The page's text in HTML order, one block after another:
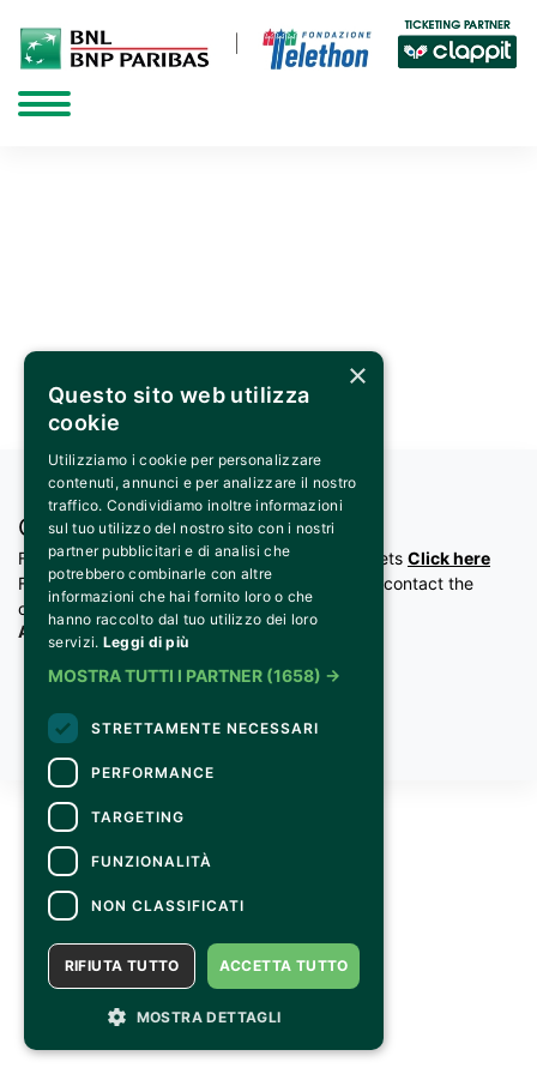
CONTACTS
For information and support in purchasing tickets Click here
For information on the program and the event, contact the
organizer.
Accessibility statement
×
Questo sito web utilizza
cookie
Utilizziamo i cookie per personalizzare
contenuti, annunci e per analizzare il nostro
traffico. Condividiamo inoltre informazioni
sul tuo utilizzo del nostro sito con i nostri
partner pubblicitari e di analisi che
potrebbero combinarle con altre
informazioni che hai fornito loro o che
hanno raccolto dal tuo utilizzo dei loro
servizi. Leggi di più
MOSTRA TUTTI I PARTNER (1658) →
STRETTAMENTE NECESSARI
PERFORMANCE
TARGETING
FUNZIONALITÀ
NON CLASSIFICATI
ACCETTA TUTTO
RIFIUTA TUTTO
MOSTRA DETTAGLI